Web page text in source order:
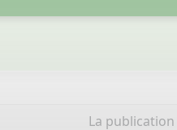
La publication